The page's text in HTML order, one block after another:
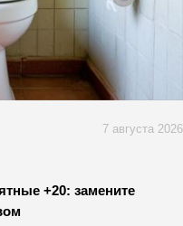
7 августа 2026
+20: замените